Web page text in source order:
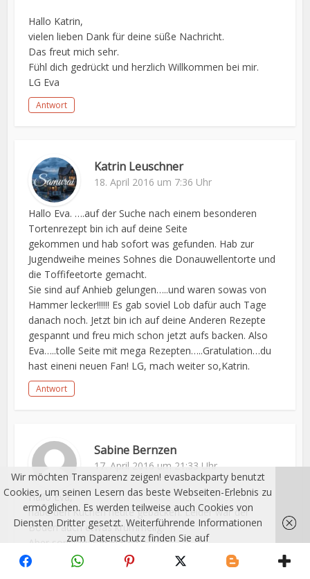
Hallo Katrin,
vielen lieben Dank für deine süße Nachricht.
Das freut mich sehr.
Fühl dich gedrückt und herzlich Willkommen bei mir.
LG Eva
Antwort
Katrin Leuschner
18. April 2016 um 7:36 Uhr
Hallo Eva. ….auf der Suche nach einem besonderen
Tortenrezept bin ich auf deine Seite
gekommen und hab sofort was gefunden. Hab zur
Jugendweihe meines Sohnes die Donauwellentorte und
die Toffifeetorte gemacht.
Sie sind auf Anhieb gelungen…..und waren sowas von
Hammer lecker!!!!!! Es gab soviel Lob dafür auch Tage
danach noch. Jetzt bin ich auf deine Anderen Rezepte
gespannt und freu mich schon jetzt aufs backen. Also
Eva…..tolle Seite mit mega Rezepten…..Gratulation…du
hast eineni neuen Fan! LG, mach weiter so,Katrin.
Antwort
Sabine Bernzen
17. April 2016 um 21:33 Uhr
Hallo Eva,
habe den Kuchen heute gebacken. Leider war der
Boden auch etwas krümmelig.
Aber sonst war er klasse.
Grüße von Sabine
Wir möchten Transparenz zeigen! evasbackparty benutzt
Cookies, um seinen Lesern das beste Webseiten-Erlebnis zu
ermöglichen. Es werden teilweise auch Cookies von
Diensten Dritter gesetzt. Weiterführende Informationen
zum Datenschutz finden Sie auf
http://evasbackparty.de/impressum/
Ich habe
verstanden!